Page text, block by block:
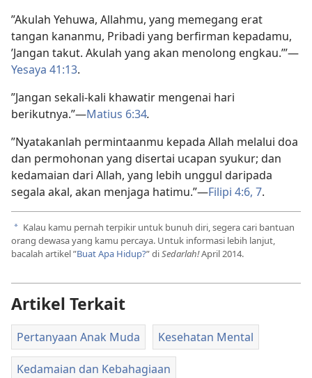
”Akulah Yehuwa, Allahmu, yang memegang erat
tangan kananmu, Pribadi yang berfirman kepadamu,
’Jangan takut. Akulah yang akan menolong engkau.’”​—
Yesaya 41:13.
”Jangan sekali-kali khawatir mengenai hari
berikutnya.”​—Matius 6:34.
”Nyatakanlah permintaanmu kepada Allah melalui doa
dan permohonan yang disertai ucapan syukur; dan
kedamaian dari Allah, yang lebih unggul daripada
segala akal, akan menjaga hatimu.”​—Filipi 4:6, 7.
a Kalau kamu pernah terpikir untuk bunuh diri, segera cari bantuan
orang dewasa yang kamu percaya. Untuk informasi lebih lanjut,
bacalah artikel ”Buat Apa Hidup?” diSedarlah!April 2014.
Artikel Terkait
Pertanyaan Anak Muda Kesehatan Mental
Kedamaian dan Kebahagiaan